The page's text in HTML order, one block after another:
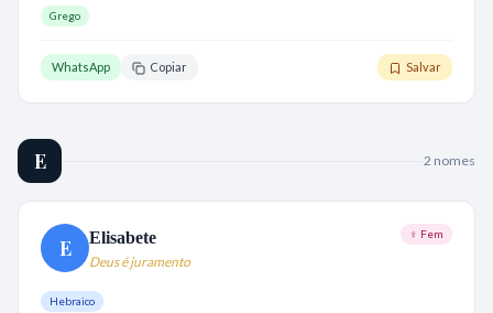
Grego
WhatsApp Copiar Salvar
E 2 nomes
E Elisabete
Deus é juramento
♀ Fem
Hebraico